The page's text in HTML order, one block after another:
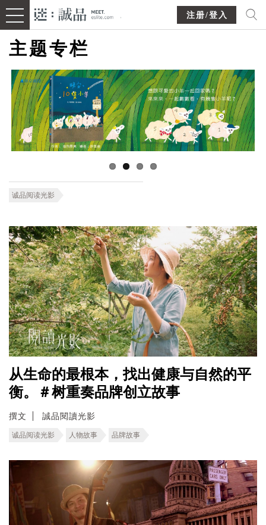
注册/登入
主题专栏
诚品阅读光影
从生命的最根本，找出健康与自然的平
衡。＃树重奏品牌创立故事
撰文 誠品閱讀光影
诚品阅读光影 人物故事 品牌故事